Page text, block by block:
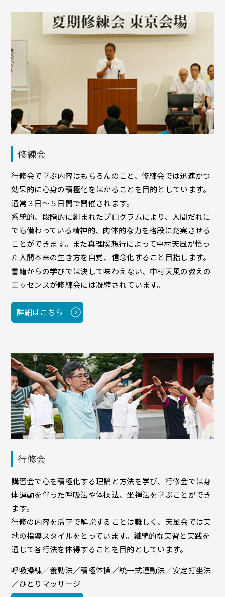
修練会
行修会で学ぶ内容はもちろんのこと、修練会では迅速かつ
効果的に心身の積極化をはかることを目的としています。
通常３日～５日間で開催されます。
系統的、段階的に組まれたプログラムにより、人間だれに
でも備わっている精神的、肉体的な力を格段に充実させる
ことができます。また真理瞑想行によって中村天風が悟っ
た人間本来の生き方を自覚、信念化すること目指します。
書籍からの学びでは決して味わえない、中村天風の教えの
エッセンスが修練会には凝縮されています。
詳細はこちら
行修会
講習会で心を積極化する理論と方法を学び、行修会では身
体運動を伴った呼吸法や体操法、坐禅法を学ぶことができ
ます。
行修の内容を活字で解説することは難しく、天風会では実
地の指導スタイルをとっています。継続的な実習と実践を
通じて各行法を体得することを目的としています。
呼吸操練／養動法／積極体操／統一式運動法／安定打坐法
／ひとりマッサージ